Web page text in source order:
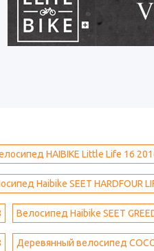
HAIBIKE Little Life 16
Haibike SEET HARDFOUR
Велосипед Haibike SEET
Деревянный велосипед